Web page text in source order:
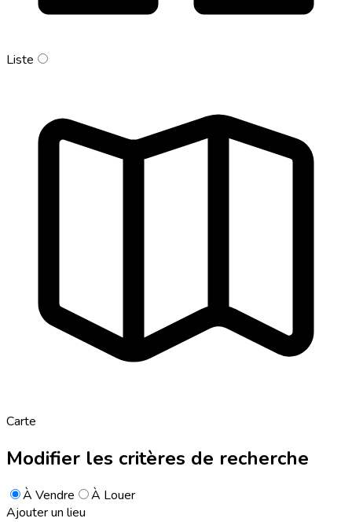
Liste
Carte
Modifier les critères de recherche
À Vendre
À Louer
Ajouter un lieu